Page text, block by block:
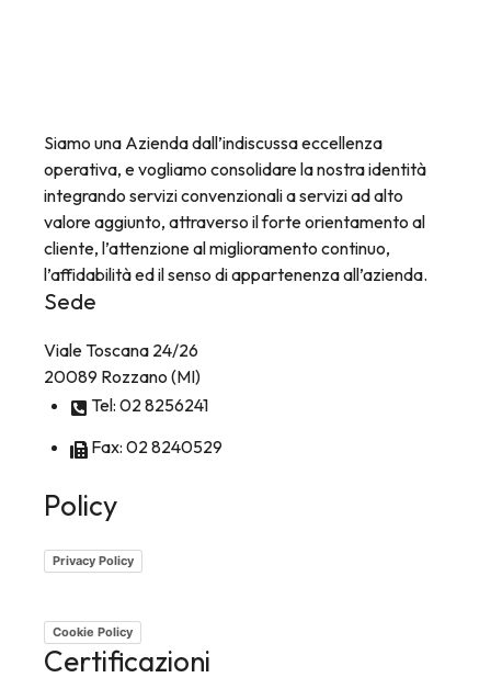
Siamo una Azienda dall’indiscussa eccellenza
operativa, e vogliamo consolidare la nostra identità
integrando servizi convenzionali a servizi ad alto
valore aggiunto, attraverso il forte orientamento al
cliente, l’attenzione al miglioramento continuo,
l’affidabilità ed il senso di appartenenza all’azienda.
Sede
Viale Toscana 24/26
20089 Rozzano (MI)
Tel: 02 8256241
Fax: 02 8240529
Policy
Privacy Policy
Cookie Policy
Certificazioni